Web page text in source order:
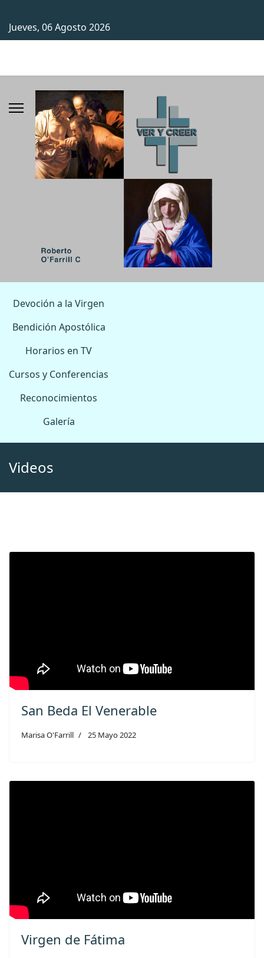
Jueves, 06 Agosto 2026
Devoción a la Virgen
Bendición Apostólica
Horarios en TV
Cursos y Conferencias
Reconocimientos
Galería
Videos
San Beda El Venerable
Marisa O'Farrill 25 Mayo 2022
Virgen de Fátima